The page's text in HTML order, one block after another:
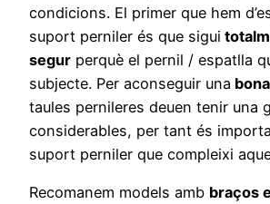
condicions. El primer que hem
suport perniler és que sigui
segur perquè el pernil / espatlla
subjecte. Per aconseguir una
taules pernileres deuen tenir una
considerables, per tant és
suport perniler que compleixi
Recomanem models amb braços